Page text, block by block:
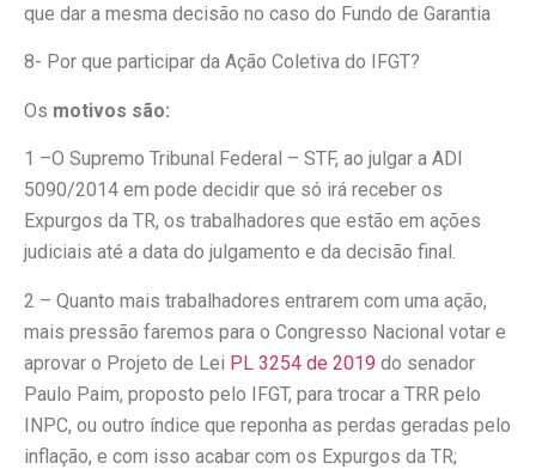
que dar a mesma decisão no caso do Fundo de Garantia
8- Por que participar da Ação Coletiva do IFGT?
Os motivos são:
1 –O Supremo Tribunal Federal – STF, ao julgar a ADI
5090/2014 em pode decidir que só irá receber os
Expurgos da TR, os trabalhadores que estão em ações
judiciais até a data do julgamento e da decisão final.
2 – Quanto mais trabalhadores entrarem com uma ação,
mais pressão faremos para o Congresso Nacional votar e
aprovar o Projeto de Lei PL 3254 de 2019 do senador
Paulo Paim, proposto pelo IFGT, para trocar a TRR pelo
INPC, ou outro índice que reponha as perdas geradas pelo
inflação, e com isso acabar com os Expurgos da TR;